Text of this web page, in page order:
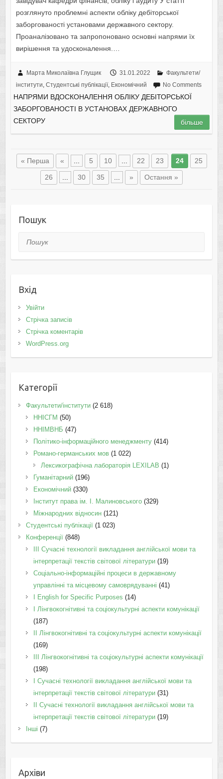
розглянуто проблемні аспекти обліку дебіторської
заборгованості установами державного сектору.
Проаналізовано та запропоновано основні напрями їх
вирішення та удосконалення.…
Марта Миколаївна Глущик 31.01.2022
Факультети/
інститути Студентські публікації, Економічний No Comments
НАПРЯМИ ВДОСКОНАЛЕННЯ ОБЛІКУ ДЕБІТОРСЬКОЇ
ЗАБОРГОВАНОСТІ В УСТАНОВАХ ДЕРЖАВНОГО
СЕКТОРУ
більше
« Перша « 5 10 22 23 24 25
26 30 35 » Остання »
Пошук
Пошук
Вхід
Увійти
Стрічка записів
Стрічка коментарів
WordPress.org
Категорії
Факультети/інститути(2 618)
ННІСГМ (50)
ННІМВНБ (47)
Політико-інформаційного менеджменту(414)
Романо-германських мов(1 022)
Лексикографічна лабораторія LEXILAB (1)
Гуманітарний(196)
Економічний(330)
Інститут права ім. І. Малиновського(329)
Міжнародних відносин(121)
Студентські публікації(1 023)
Конференції(848)
III Сучасні технології викладання англійської мови та
інтерпретації текстів світової літератури(19)
Соціально-інформаційні процеси в державному
управлінні та місцевому самоврядуванні (41)
І English for Specific Purposes (14)
I Лінгвокогнітивні та соціокультурні аспекти комунікації
(187)
IІ Лінгвокогнітивні та соціокультурні аспекти комунікації
(169)
IІI Лінгвокогнітивні та соціокультурні аспекти комунікації
(198)
I Cучасні технології викладання англійської мови та
інтерпретації текстів світової літератури(31)
II Cучасні технології викладання англійської мови та
інтерпретації текстів світової літератури(19)
Інші (7)
Архіви